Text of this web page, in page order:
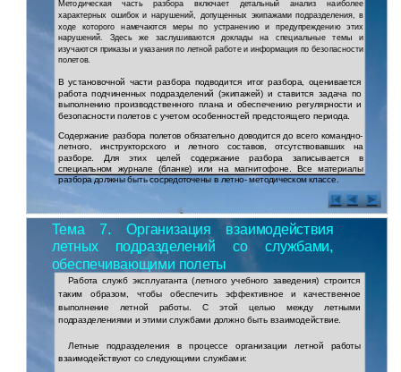
Методическая часть разбора включает детальный анализ наиболее
характерных ошибок и нарушений, допущенных экипажами подразделения, в
ходе которого намечаются меры по устранению и предупреждению этих
нарушений. Здесь же заслушиваются доклады на специальные темы и
изучаются приказы и указания по летной работе и информация по безопасности
полетов.
В установочной части разбора подводится итог разбора, оценивается
работа подчиненных подразделений (экипажей) и ставится задача по
выполнению производственного плана и обеспечению регулярности и
безопасности полетов с учетом особенностей предстоящего периода.
Содержание разбора полетов обязательно доводится до всего командно-
летного, инструкторского и летного составов, отсутствовавших на
разборе. Для этих целей содержание разбора записывается в
специальном журнале (бланке) или на магнитофоне. Все материалы
разбора должны быть сосредоточены в летно- методическом классе.
Тема 7. Организация взаимодействия
летных подразделений со службами,
обеспечивающими полеты
Работа служб эксплуатанта (летного учебного заведения) строится
таким образом, чтобы обеспечить эффективное и качественное
выполнение летной работы. С этой целью между летными
подразделениями и этими службами должно быть взаимодействие.
Летные подразделения в процессе организации летной работы
взаимодействуют со следующими службами: